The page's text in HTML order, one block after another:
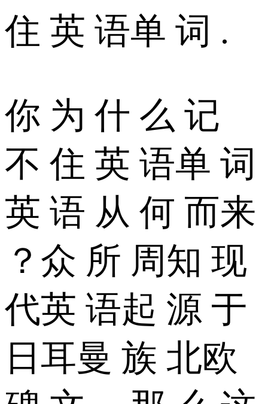
住 英 语单 词 .
你 为 什 么 记
不 住 英 语单 词
英 语 从 何 而来
？众 所 周知 现
代英 语起 源 于
日耳曼 族 北欧